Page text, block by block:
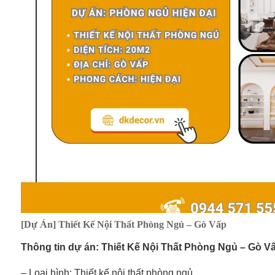
[Dự Án] Thiết Kế Nội Thất Phòng Ngủ – Gò Vấp
Thông tin dự án: Thiết Kế Nội Thất Phòng Ngủ – Gò
– Loại hình: Thiết kế nội thất phòng ngủ